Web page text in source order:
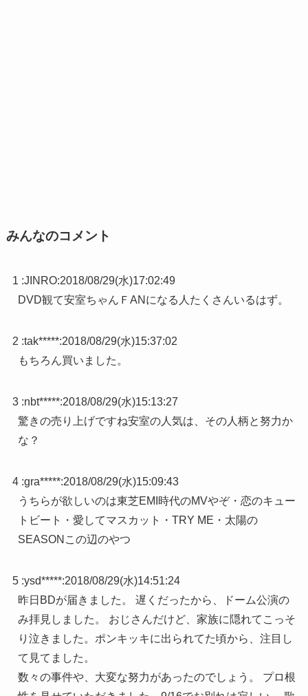
みんなのコメント
1 :JINRO:2018/08/29(水)17:02:49
DVD観て安室ちゃんＦANになる人たくさんいるはず。
2 :tak*****:2018/08/29(水)15:37:02
もちろん買いました。
3 :nbt*****:2018/08/29(水)15:13:27
驚きの売り上げですね安室の人気は、その人柄と努力か
な？
4 :gra*****:2018/08/29(水)15:09:43
うちらが欲しいのは東芝EMI時代のMVやぞ・恋のキュー
トビート・愛してマスカット・TRY ME・太陽の
SEASONこの辺のやつ
5 :ysd*****:2018/08/29(水)14:51:24
昨日BDが届きました。 遅くだったから、ドーム公演の
み拝見しました。 おじさんだけど、家族に隠れてこっそ
り泣きました。ポンキッキに出られてた頃から、注目し
て見てました。
数々の事件や、大変な努力があったのでしょう。 プロ根